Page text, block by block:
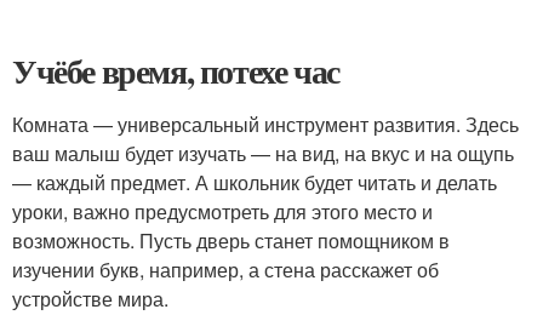
Учёбе время, потехе час
Комната — универсальный инструмент развития. Здесь
ваш малыш будет изучать — на вид, на вкус и на ощупь
— каждый предмет. А школьник будет читать и делать
уроки, важно предусмотреть для этого место и
возможность. Пусть дверь станет помощником в
изучении букв, например, а стена расскажет об
устройстве мира.